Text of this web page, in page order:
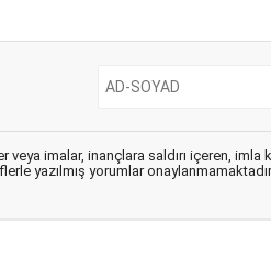
imalar, inançlara saldırı içeren, imla
yazılmış yorumlar